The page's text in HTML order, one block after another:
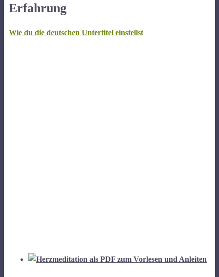
Erfahrung
Wie du die deutschen Untertitel einstellst